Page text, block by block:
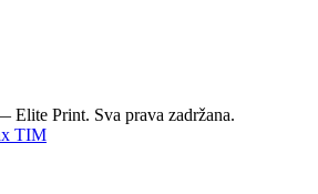
Elite Print. Sva prava zadržana.
TIM